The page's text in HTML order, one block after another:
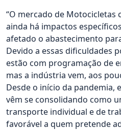
“O mercado de Motocicletas
ainda há impactos
afetado o abastecimento
Devido a essas dificuldades
estão com programação de
mas a indústria vem, aos
Desde o início da pandemia,
vêm se consolidando como
transporte individual e de
favorável a quem pretende